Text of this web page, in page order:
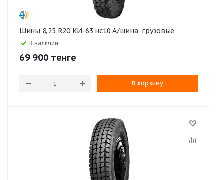
Шины 8,25 R20 КИ-63 нс10 А/шина, грузовые
В наличии
69 900 тенге
В корзину